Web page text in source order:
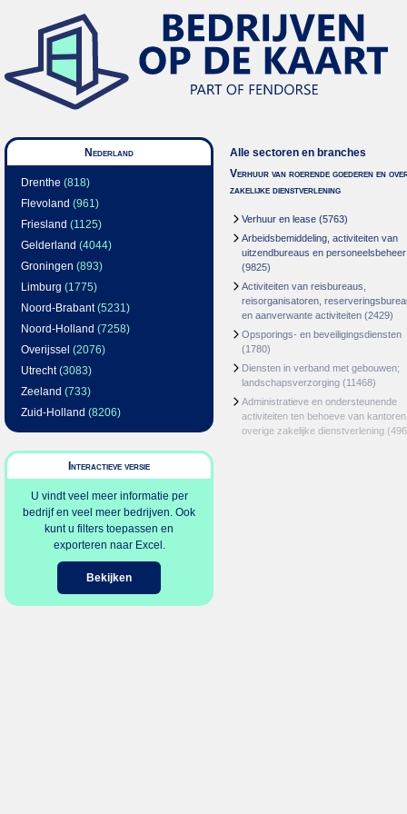
Nederland
Drenthe (818)
Flevoland (961)
Friesland (1125)
Gelderland (4044)
Groningen (893)
Limburg (1775)
Noord-Brabant(5231)
Noord-Holland (7258)
Overijssel (2076)
Utrecht(3083)
Zeeland (733)
Zuid-Holland (8206)
Interactieve versie
U vindt veel meer informatie per
bedrijf en veel meer bedrijven. Ook
kunt u filters toepassen en
exporteren naar Excel.
Bekijken
Alle sectoren en branches
Verhuur van roerende goederen en
zakelijke dienstverlening
Verhuur en lease (5763)
Arbeidsbemiddeling, activiteiten van
uitzendbureaus en personeelsbeheer
(9825)
Activiteiten van reisbureaus,
reisorganisatoren,
en aanverwante activiteiten (2429)
Opsporings- en beveiligingsdiensten
(1780)
Diensten in verband met gebouwen;
landschapsverzorging (11468)
Administratieve en ondersteunende
activiteiten ten behoeve van
overige zakelijke dienstverlening